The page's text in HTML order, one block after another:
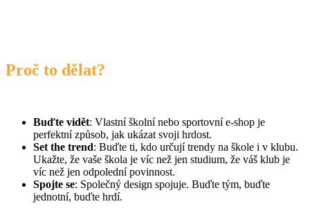
Proč to dělat?
Buďte vidět: Vlastní školní nebo sportovní e-shop je
perfektní způsob, jak ukázat svoji hrdost.
Set the trend: Buďte ti, kdo určují trendy na škole i v klubu.
Ukažte, že vaše škola je víc než jen studium, že váš klub je
víc než jen odpolední povinnost.
Spojte se: Společný design spojuje. Buďte tým, buďte
jednotní, buďte hrdí.